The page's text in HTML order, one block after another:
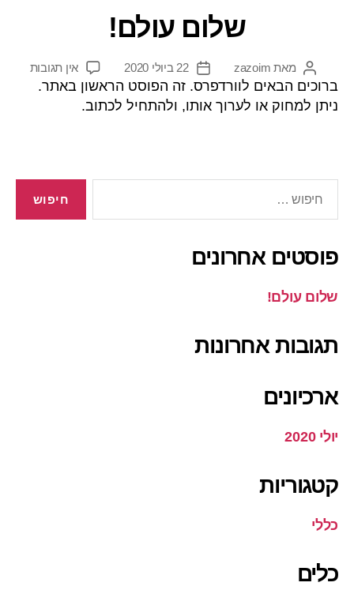
שלום עולם!
מאת zazoim 22 ביולי 2020 אין תגובות
ברוכים הבאים לוורדפרס. זה הפוסט הראשון באתר.
ניתן למחוק או לערוך אותו, ולהתחיל לכתוב.
פוסטים אחרונים
שלום עולם!
תגובות אחרונות
ארכיונים
יולי 2020
קטגוריות
כללי
כלים